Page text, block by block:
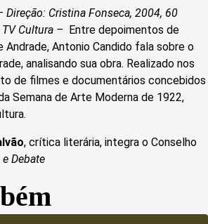
Direção: Cristina Fonseca, 2004, 60
Cultura – Entre depoimentos de
Antonio Candido fala sobre o
analisando sua obra. Realizado nos
de filmes e documentários concebidos
Semana de Arte Moderna de 1922,
, crítica literária, integra o Conselho
e Debate